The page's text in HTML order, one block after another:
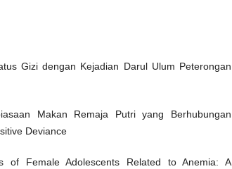
Gizi dengan Kejadian Darul Ulum Peterongan
Makan Remaja Putri yang Berhubungan
Deviance
of Female Adolescents Related to Anemia: A